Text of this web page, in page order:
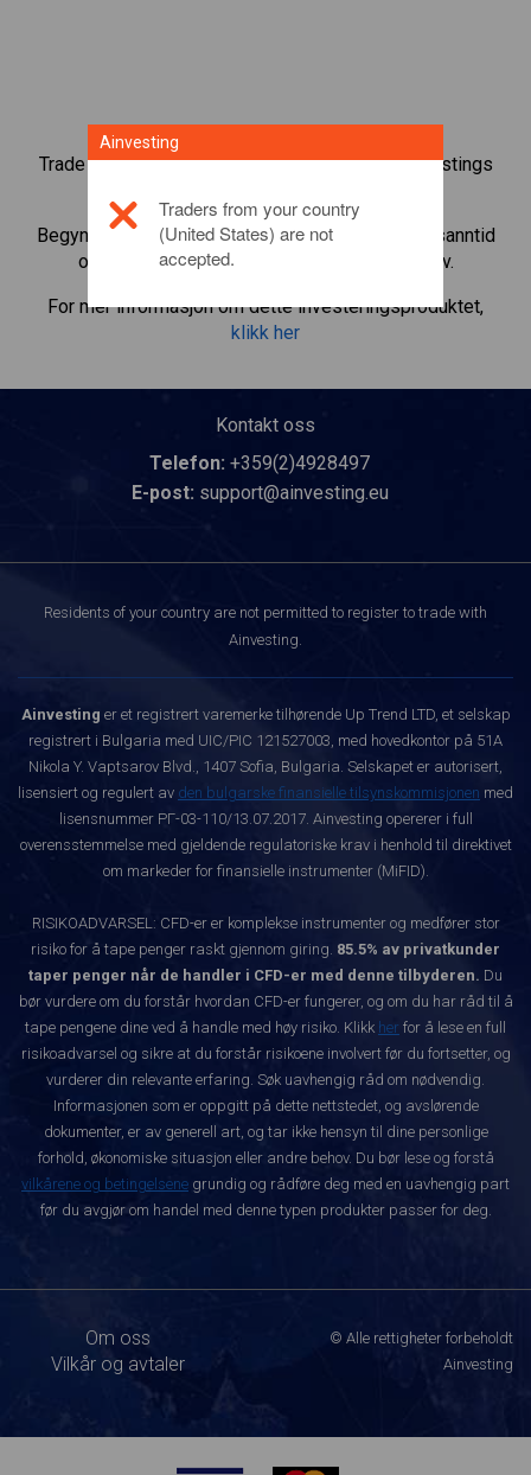
Trade over 1000 internasjonale aksjer med Ainvestings
Begynn å trade CFD-er iSAP SE. Få noteringer i sanntid
og motta utbytte som om du eide aksjen selv.
For mer informasjon om dette investeringsproduktet,
klikk her
Kontakt oss
Telefon: +359(2)4928497
E-post: support@ainvesting.eu
Residents of your country are not permitted to register to trade with
Ainvesting.
Ainvesting er et registrert varemerke tilhørende Up Trend LTD, et selskap
registrert i Bulgaria med UIC/PIC 121527003, med hovedkontor på 51A
Nikola Y. Vaptsarov Blvd., 1407 Sofia, Bulgaria. Selskapet er autorisert,
lisensiert og regulert av den bulgarske finansielle tilsynskommisjonen med
lisensnummer РГ-03-110/13.07.2017. Ainvesting opererer i full
overensstemmelse med gjeldende regulatoriske krav i henhold til direktivet
om markeder for finansielle instrumenter (MiFID).
RISIKOADVARSEL: CFD-er er komplekse instrumenter og medfører stor
risiko for å tape penger raskt gjennom giring. 85.5% av privatkunder
taper penger når de handler i CFD-er med denne tilbyderen. Du
bør vurdere om du forstår hvordan CFD-er fungerer, og om du har råd til å
tape pengene dine ved å handle med høy risiko. Klikk her for å lese en full
risikoadvarsel og sikre at du forstår risikoene involvert før du fortsetter, og
vurderer din relevante erfaring. Søk uavhengig råd om nødvendig.
Informasjonen som er oppgitt på dette nettstedet, og avslørende
dokumenter, er av generell art, og tar ikke hensyn til dine personlige
forhold, økonomiske situasjon eller andre behov. Du bør lese og forstå
vilkårene og betingelsene grundig og rådføre deg med en uavhengig part
før du avgjør om handel med denne typen produkter passer for deg.
Om oss
Vilkår og avtaler
© Alle rettigheter forbeholdt
Ainvesting
Ainvesting
Traders from your country
(United States) are not
accepted.